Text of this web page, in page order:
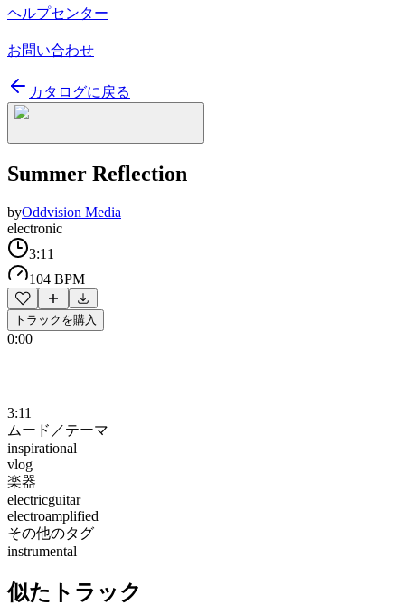
ヘルプセンター
お問い合わせ
カタログに戻る
Summer Reflection
byOddvision Media
electronic
3:11
104 BPM
トラックを購入
0:00
3:11
ムード／テーマ
inspirational
vlog
楽器
electricguitar
electroamplified
その他のタグ
instrumental
似たトラック